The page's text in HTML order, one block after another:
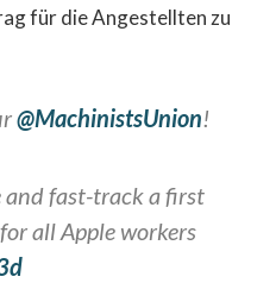
für die Angestellten zu
@MachinistsUnion!
fast-track a first
all Apple workers